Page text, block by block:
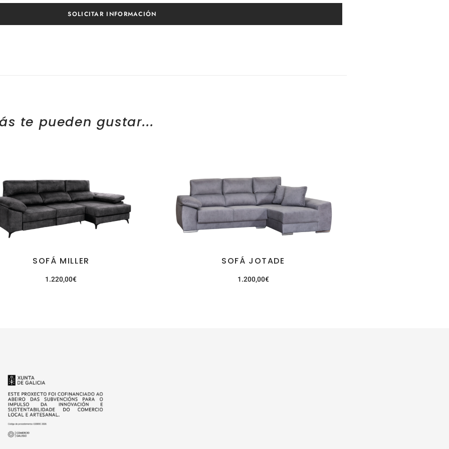
SOLICITAR INFORMACIÓN
te pueden gustar...
SOFÁ MILLER
1.220,00€
SOFÁ JOTADE
1.200,00€